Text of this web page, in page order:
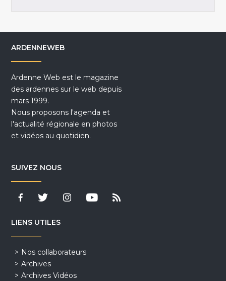
ARDENNEWEB
Ardenne Web est le magazine
des ardennes sur le web depuis
mars 1999.
Nous proposons l'agenda et
l'actualité régionale en photos
et vidéos au quotidien.
SUIVEZ NOUS
LIENS UTILES
Nos collaborateurs
Archives
Archives Vidéos